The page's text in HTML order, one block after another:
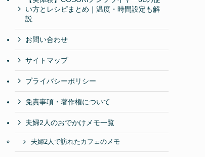
い方とレシピまとめ｜温度・時間設定も解
説
お問い合わせ
サイトマップ
プライバシーポリシー
免責事項・著作権について
夫婦2人のおでかけメモ一覧
夫婦2人で訪れたカフェのメモ